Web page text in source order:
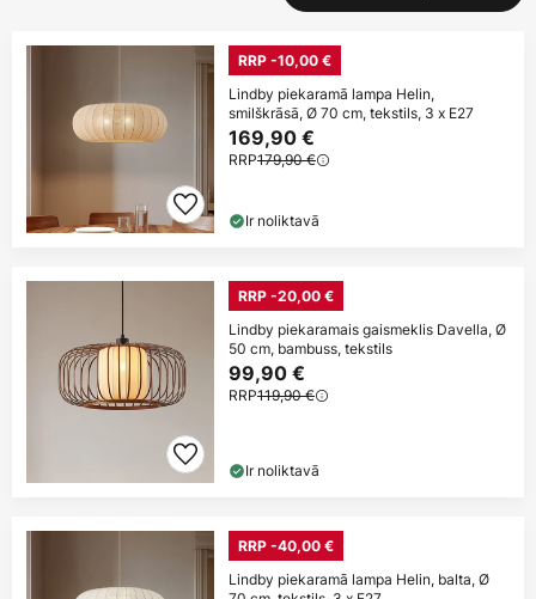
RRP -10,00 €
Lindby piekaramā lampa Helin,
smilškrāsā, Ø 70 cm, tekstils, 3 x E27
169,90 €
RRP179,90 €
Ir noliktavā
RRP -20,00 €
Lindby piekaramais gaismeklis Davella, Ø
50 cm, bambuss, tekstils
99,90 €
RRP119,90 €
Ir noliktavā
RRP -40,00 €
Lindby piekaramā lampa Helin, balta, Ø